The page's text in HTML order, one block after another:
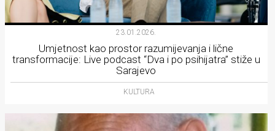
23.01.2026.
Umjetnost kao prostor razumijevanja i lične
transformacije: Live podcast “Dva i po psihijatra” stiže u
Sarajevo
KULTURA